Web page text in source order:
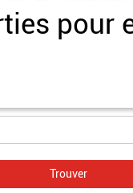
pour